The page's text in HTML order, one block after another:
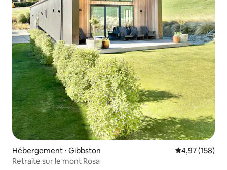
Hébergement ⋅ Gibbston Évaluation
4,97 (158)
Retraite sur le mont Rosa